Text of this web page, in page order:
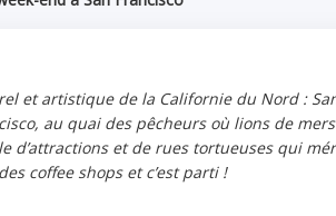
et artistique de la Californie du Nord :
au quai des pêcheurs où lions de
d’attractions et de rues tortueuses qui
coffee shops et c’est parti !